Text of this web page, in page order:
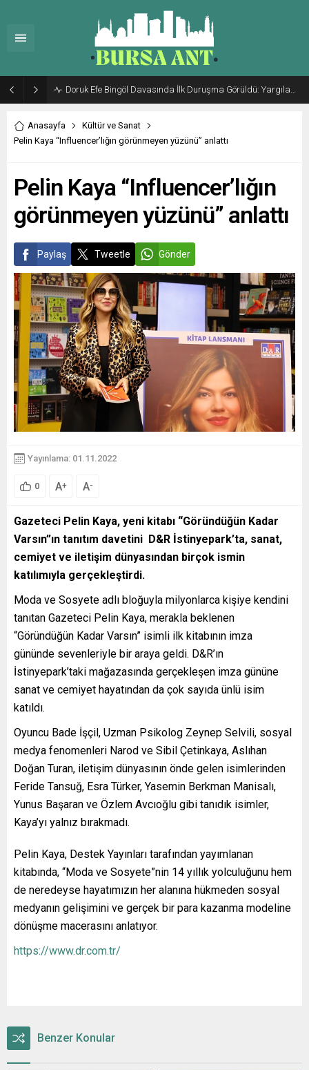
Doruk Efe Bingöl Davasında İlk Duruşma Görüldü: Yargılama 20 Ekim 2026’ya Ertelendi
Anasayfa
Kültür ve Sanat
Pelin Kaya “Influencer’lığın görünmeyen yüzünü” anlattı
Pelin Kaya “Influencer’lığın
görünmeyen yüzünü” anlattı
Paylaş Tweetle Gönder
Yayınlama: 01.11.2022
0 A+ A-
Gazeteci Pelin Kaya, yeni kitabı “Göründüğün Kadar
Varsın”ın tanıtım davetini D&R İstinyepark’ta, sanat,
cemiyet ve iletişim dünyasından birçok ismin
katılımıyla gerçekleştirdi.
Moda ve Sosyete adlı bloğuyla milyonlarca kişiye kendini
tanıtan Gazeteci Pelin Kaya, merakla beklenen
“Göründüğün Kadar Varsın” isimli ilk kitabının imza
gününde sevenleriyle bir araya geldi. D&R’ın
İstinyepark’taki mağazasında gerçekleşen imza gününe
sanat ve cemiyet hayatından da çok sayıda ünlü isim
katıldı.
Oyuncu Bade İşçil, Uzman Psikolog Zeynep Selvili, sosyal
medya fenomenleri Narod ve Sibil Çetinkaya, Aslıhan
Doğan Turan, iletişim dünyasının önde gelen isimlerinden
Feride Tansuğ, Esra Türker, Yasemin Berkman Manisalı,
Yunus Başaran ve Özlem Avcıoğlu gibi tanıdık isimler,
Kaya’yı yalnız bırakmadı.
Pelin Kaya, Destek Yayınları tarafından yayımlanan
kitabında, “Moda ve Sosyete”nin 14 yıllık yolculuğunu hem
de neredeyse hayatımızın her alanına hükmeden sosyal
medyanın gelişimini ve gerçek bir para kazanma modeline
dönüşme macerasını anlatıyor.
https://www.dr.com.tr/
Benzer Konular